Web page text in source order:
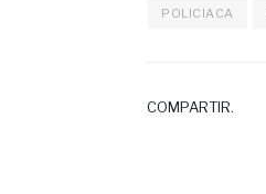
POLICIACA
COMPARTIR.